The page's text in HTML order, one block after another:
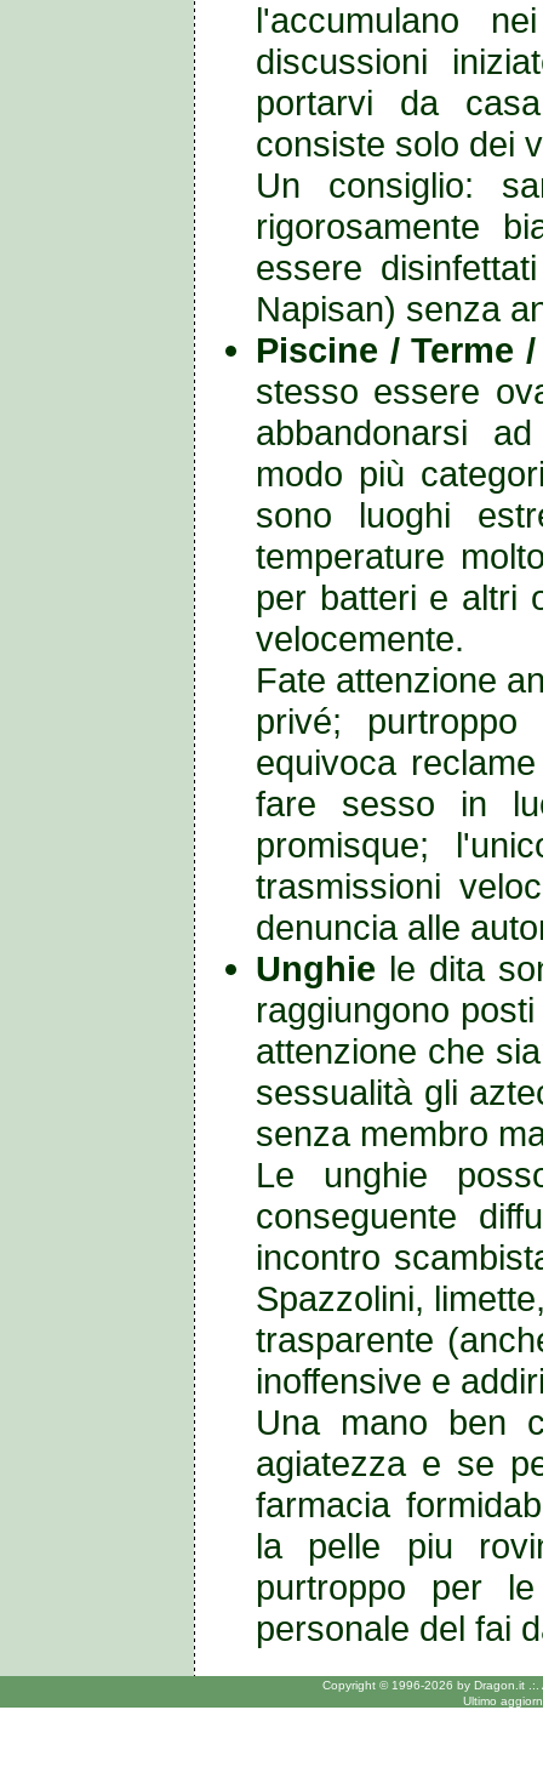
l'accumulano
discussioni
portarvi da
consiste solo dei
Un consiglio:
rigorosamente
essere
Napisan) senza
Piscine / Terme
stesso essere
abbandonarsi
modo più
sono luoghi
temperature
per batteri e altri
velocemente.
Fate attenzione
privé;
equivoca
fare sesso in
promisque;
trasmissioni
denuncia alle
Unghie le dita
raggiungono
attenzione che
sessualità gli
senza membro
Le unghie
conseguente
incontro
Spazzolini,
trasparente
inoffensive e
Una mano ben
agiatezza e se
farmacia
la pelle piu
purtroppo per
personale del fai
Copyright © 1996-2026 by Dragon.it .:.
Ultimo